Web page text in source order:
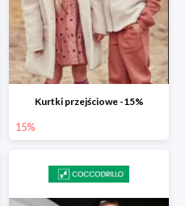
Kurtki przejściowe -15%
15%